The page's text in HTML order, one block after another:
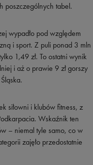
poszczególnych tabel.
wypadło pod względem
i sport. Z puli ponad 3 mln
1,49 zł. To ostatni wynik
i aż o prawie 9 zł gorszy
siłowni i klubów fitness, z
Wskaźnik ten
– niemal tyle samo, co w
zajęło przedostatnie